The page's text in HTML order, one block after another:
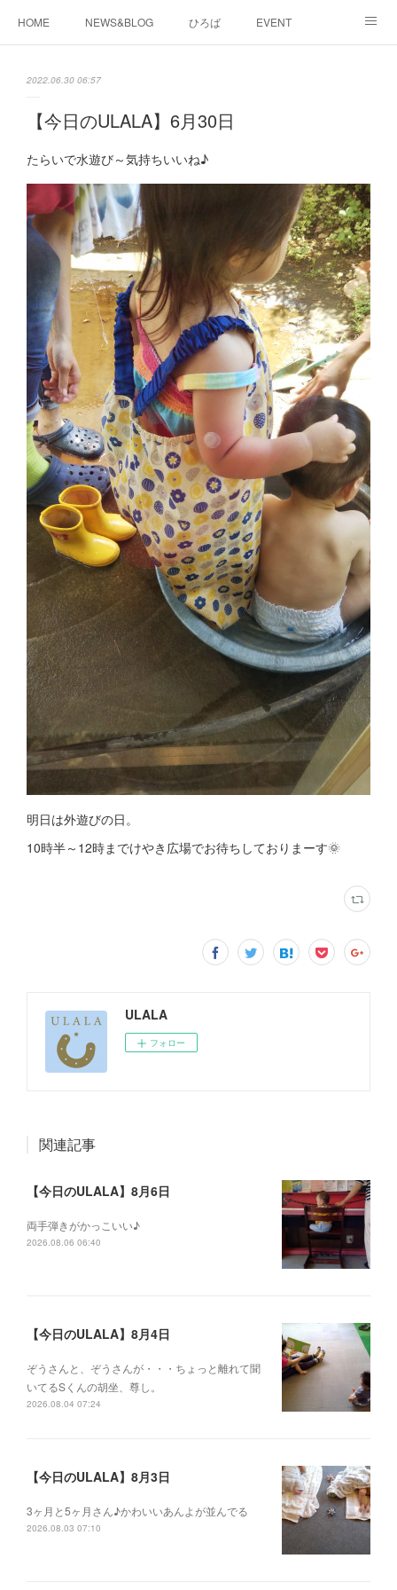
HOME NEWS&BLOG ひろば EVENT
2022.06.30 06:57
【今日のULALA】6月30日
たらいで水遊び～気持ちいいね♪
明日は外遊びの日。
10時半～12時までけやき広場でお待ちしておりまーす🌞
ULALA
フォロー
関連記事
【今日のULALA】8月6日
両手弾きがかっこいい♪
2026.08.06 06:40
【今日のULALA】8月4日
ぞうさんと、ぞうさんが・・・ちょっと離れて聞
いてるSくんの胡坐、尊し。
2026.08.04 07:24
【今日のULALA】8月3日
3ヶ月と5ヶ月さん♪かわいいあんよが並んでる
2026.08.03 07:10